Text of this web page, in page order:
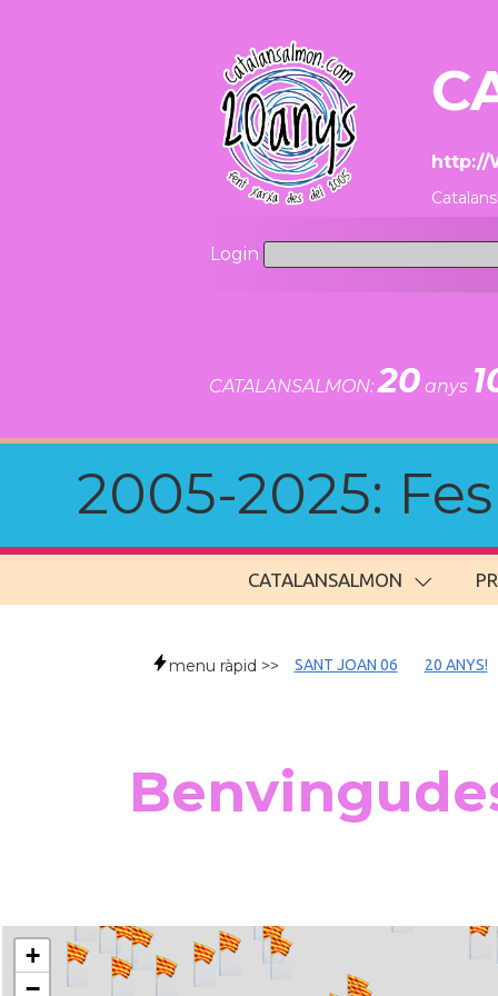
http://
Login
CATALANSALMON:20 anys
2005-2025:
CATALANSALMON
menu ràpid >> SANT JOAN 06 20 ANYS!
+
−